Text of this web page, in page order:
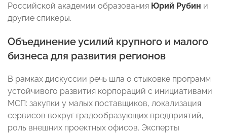
Российской академии образования Юрий Рубин и
другие спикеры.
Объединение усилий крупного и малого
бизнеса для развития регионов
В рамках дискуссии речь шла о стыковке программ
устойчивого развития корпораций с инициативами
МСП: закупки у малых поставщиков, локализация
сервисов вокруг градообразующих предприятий,
роль внешних проектных офисов. Эксперты